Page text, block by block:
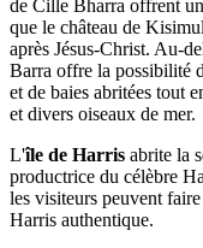
de Cille Bharra offrent
que le château de
après Jésus-Christ. Au-
Barra offre la possibilité
et de baies abritées tout
et divers oiseaux de mer.
L'île de Harris abrite la
productrice du célèbre
les visiteurs peuvent
Harris authentique.